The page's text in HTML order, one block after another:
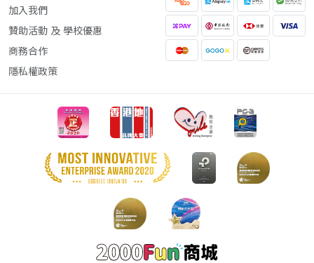
加入我們
贊助活動 及 學校優惠
商務合作
隱私權政策